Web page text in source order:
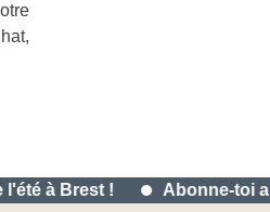
à Brest ! Abonne-toi aux